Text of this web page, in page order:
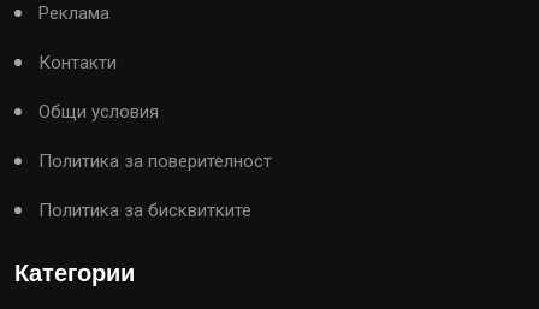
Реклама
Контакти
Общи условия
Политика за поверителност
Политика за бисквитките
Категории